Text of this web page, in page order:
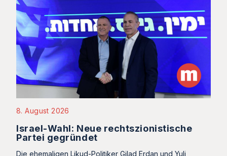
8. August 2026
Israel-Wahl: Neue rechtszionistische
Partei gegründet
Die ehemaligen Likud-Politiker Gilad Erdan und Yuli